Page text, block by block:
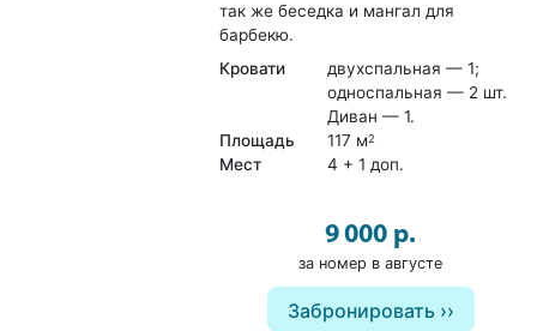
так же беседка и мангал для
барбекю.
Кровати
двухспальная — 1;
односпальная — 2 шт.
Диван — 1.
Площадь
117 м2
Мест 4 + 1 доп.
9 000 р.
за номер в августе
Забронировать